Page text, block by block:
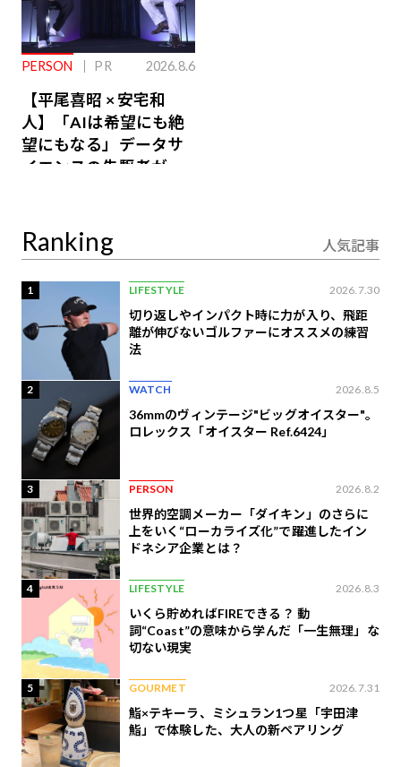
PERSON PR 2026.8.6
【平尾喜昭 × 安宅和
人】「AIは希望にも絶
望にもなる」データサ
イエンスの先駆者が語
Ranking 人気記事
1 LIFESTYLE 2026.7.30
切り返しやインパクト時に力が入り、飛距
離が伸びないゴルファーにオススメの練習
法
2 WATCH 2026.8.5
36mmのヴィンテージ"ビッグオイスター"。
ロレックス「オイスター Ref.6424」
3 PERSON 2026.8.2
世界的空調メーカー「ダイキン」のさらに
上をいく“ローカライズ化”で躍進したイン
ドネシア企業とは？
4 LIFESTYLE 2026.8.3
いくら貯めればFIREできる？ 動
詞“Coast”の意味から学んだ「一生無理」な
切ない現実
5 GOURMET 2026.7.31
鮨×テキーラ、ミシュラン1つ星「宇田津
鮨」で体験した、大人の新ペアリング